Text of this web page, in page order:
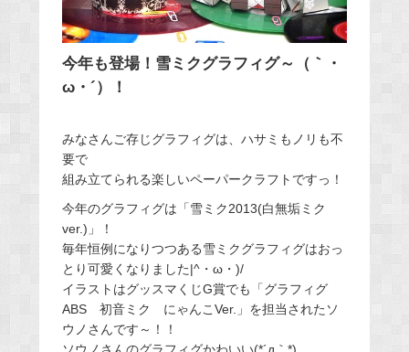
今年も登場！雪ミクグラフィグ～（｀・
ω・´）！
みなさんご存じグラフィグは、ハサミもノリも不
要で
組み立てられる楽しいペーパークラフトですっ！
今年のグラフィグは「雪ミク2013(白無垢ミク
ver.)」！
毎年恒例になりつつある雪ミクグラフィグはおっ
とり可愛くなりました|^・ω・)/
イラストはグッスマくじG賞でも「グラフィグ
ABS 初音ミク にゃんこVer.」を担当されたソ
ウノさんです～！！